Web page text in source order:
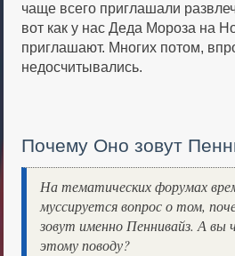
чаще всего приглашали
вот как у нас Деда Мороза на
приглашают. Многих потом,
недосчитывались.
Почему Оно зовут
На тематических форумах
муссируется вопрос о том,
зовут именно Пеннивайз. А вы
этому поводу?